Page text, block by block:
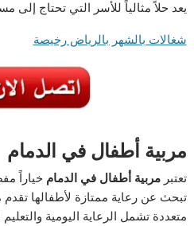
يعد حلاً مثالياً للأسر التي تحتاج إلى
شغالات بالشهر بالرياض رخيصة
مربية أطفال في الدمام
تعتبرمربية أطفال في الدمام خياراً
تبحث عن رعاية ممتازة لأطفالها
متعددة تشمل الرعاية اليومية